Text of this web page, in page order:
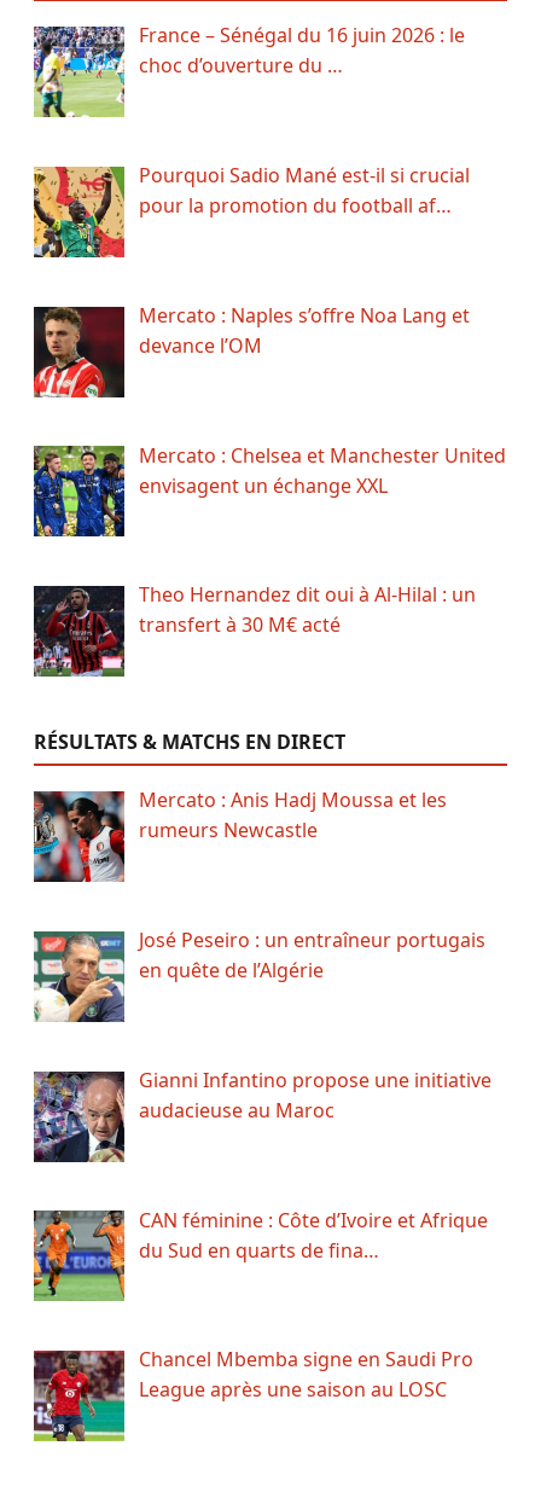
France – Sénégal du 16 juin 2026 : le
choc d’ouverture du …
Pourquoi Sadio Mané est-il si crucial
pour la promotion du football af…
Mercato : Naples s’offre Noa Lang et
devance l’OM
Mercato : Chelsea et Manchester United
envisagent un échange XXL
Theo Hernandez dit oui à Al-Hilal : un
transfert à 30 M€ acté
RÉSULTATS & MATCHS EN DIRECT
Mercato : Anis Hadj Moussa et les
rumeurs Newcastle
José Peseiro : un entraîneur portugais
en quête de l’Algérie
Gianni Infantino propose une initiative
audacieuse au Maroc
CAN féminine : Côte d’Ivoire et Afrique
du Sud en quarts de fina…
Chancel Mbemba signe en Saudi Pro
League après une saison au LOSC